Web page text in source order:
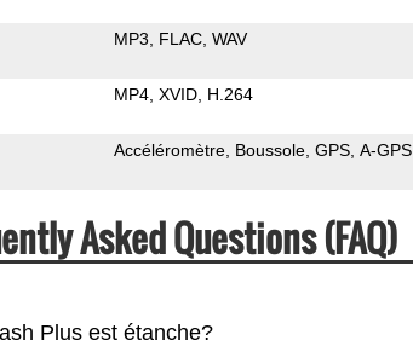
MP3 FLAC WAV
MP4 XVID H.264
Accéléromètre Boussole GPS A-GPS
Asked Questions (FAQ)
Plus est étanche?